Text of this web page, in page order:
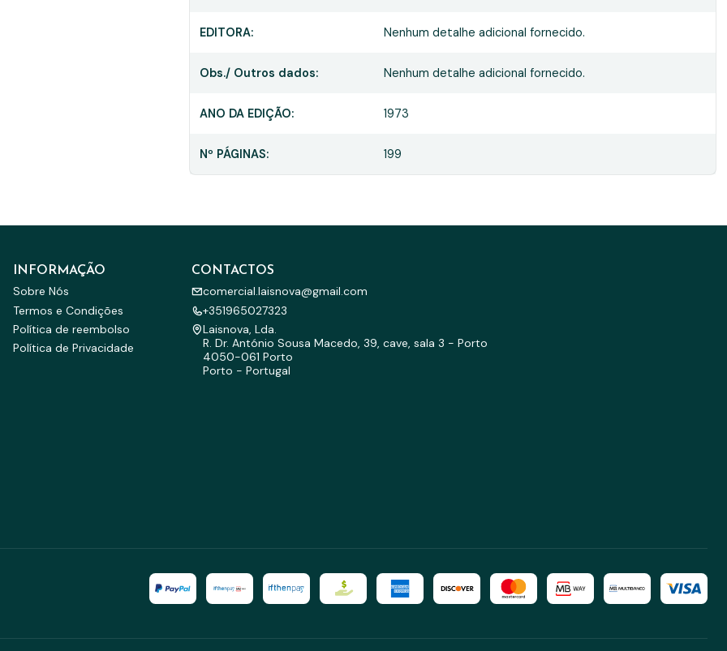
EDITORA: Nenhum detalhe adicional fornecido.
Obs./ Outros dados: Nenhum detalhe adicional fornecido.
ANO DA EDIÇÃO: 1973
Nº PÁGINAS: 199
INFORMAÇÃO
Sobre Nós
Termos e Condições
Política de reembolso
Política de Privacidade
CONTACTOS
comercial.laisnova@gmail.com
+351965027323
Laisnova, Lda.
R. Dr. António Sousa Macedo, 39, cave, sala 3 - Porto
4050-061 Porto
Porto - Portugal